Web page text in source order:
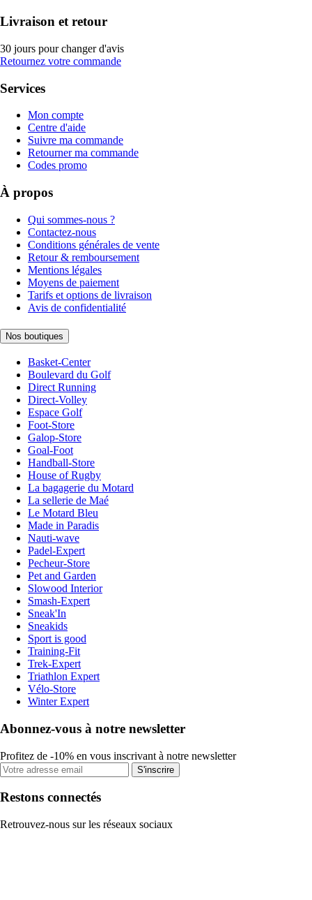
Livraison et retour
30 jours pour changer d'avis
Retournez votre commande
Services
Mon compte
Centre d'aide
Suivre ma commande
Retourner ma commande
Codes promo
À propos
Qui sommes-nous ?
Contactez-nous
Conditions générales de vente
Retour & remboursement
Mentions légales
Moyens de paiement
Tarifs et options de livraison
Avis de confidentialité
Nos boutiques
Basket-Center
Boulevard du Golf
Direct Running
Direct-Volley
Espace Golf
Foot-Store
Galop-Store
Goal-Foot
Handball-Store
House of Rugby
La bagagerie du Motard
La sellerie de Maé
Le Motard Bleu
Made in Paradis
Nauti-wave
Padel-Expert
Pecheur-Store
Pet and Garden
Slowood Interior
Smash-Expert
Sneak'In
Sneakids
Sport is good
Training-Fit
Trek-Expert
Triathlon Expert
Vélo-Store
Winter Expert
Abonnez-vous à notre newsletter
Profitez de -10% en vous inscrivant à notre newsletter
S'inscrire
Restons connectés
Retrouvez-nous sur les réseaux sociaux